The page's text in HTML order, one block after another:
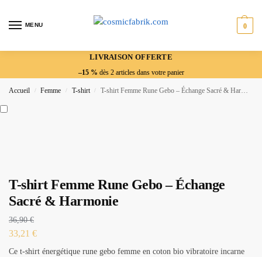
MENU 0
LIVRAISON OFFERTE
–15 % dès 2 articles dans votre panier
Accueil / Femme / T-shirt / T-shirt Femme Rune Gebo – Échange Sacré & Harmonie
T-shirt Femme Rune Gebo – Échange
Sacré & Harmonie
36,90€
33,21 €
Ce t-shirt énergétique rune gebo femme en coton bio vibratoire incarne